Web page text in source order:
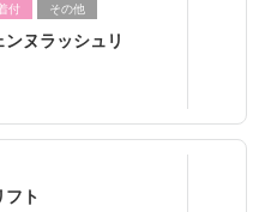
付 その他
ヌラッシュリ
フト